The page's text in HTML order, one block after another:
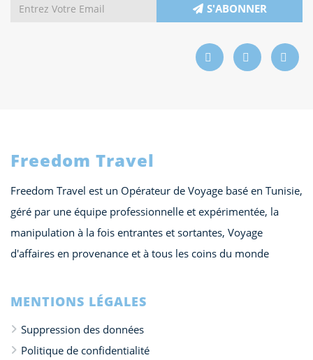
S'ABONNER
Freedom Travel
Freedom Travel est un Opérateur de Voyage basé en Tunisie,
géré par une équipe professionnelle et expérimentée, la
manipulation à la fois entrantes et sortantes, Voyage
d'affaires en provenance et à tous les coins du monde
MENTIONS LÉGALES
Suppression des données
Politique de confidentialité